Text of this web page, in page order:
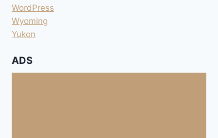
WordPress
Wyoming
Yukon
ADS